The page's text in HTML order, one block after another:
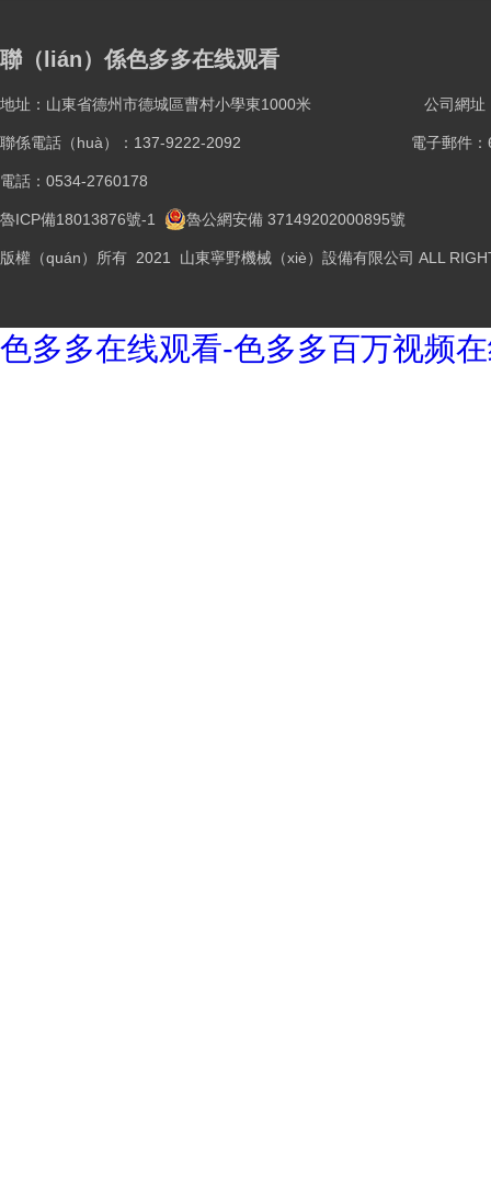
聯（lián）係色多多在线观看
地址：山東省德州市德城區曹村小學東1000米 公司網址
聯係電話（huà）：137-9222-2092 電子郵件
電話：0534-2760178
魯ICP備18013876號-1 魯公網安備 37149202000895號
版權（quán）所有 2021 山東寧野機械（xiè）設備有限公司 ALL
色多多在线观看-色多多百万视频